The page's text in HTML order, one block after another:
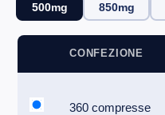
500mg 850mg
CONFEZIONE
360 compresse